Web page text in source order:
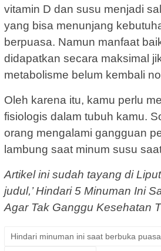
vitamin D dan susu menjadi
yang bisa menunjang
berpuasa. Namun manfaat
didapatkan secara maksimal
metabolisme belum kembali
Oleh karena itu, kamu perlu
fisiologis dalam tubuh kamu.
orang mengalami gangguan
lambung saat minum susu
Artikel ini sudah tayang di
judul,’ Hindari 5 Minuman Ini
Agar Tak Ganggu Kesehatan
Hindari minuman ini saat berbuka puasa